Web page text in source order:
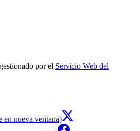
por el Servicio Web del
en nueva ventana)